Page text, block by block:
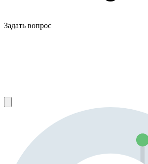
Задать вопрос